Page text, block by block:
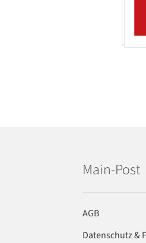
Main-Post
AGB
Datenschutz &